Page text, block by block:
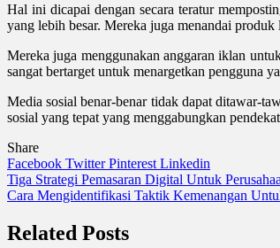
Hal ini dicapai dengan secara teratur
yang lebih besar. Mereka juga menandai
Mereka juga menggunakan anggaran iklan
sangat bertarget untuk menargetkan pengguna
Media sosial benar-benar tidak dapat ditawar-
sosial yang tepat yang menggabungkan
Share
Facebook TwitterPinterest Linkedin
Navigasi
pos
Tiga Strategi Pemasaran Digital Untuk
Cara Mengidentifikasi Taktik Kemenangan
Related Posts